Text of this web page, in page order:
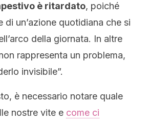
è ritardato, poiché
di un’azione quotidiana che si
della giornata. In altre
rappresenta un problema,
invisibile”.
è necessario notare quale
nostre vite e come ci